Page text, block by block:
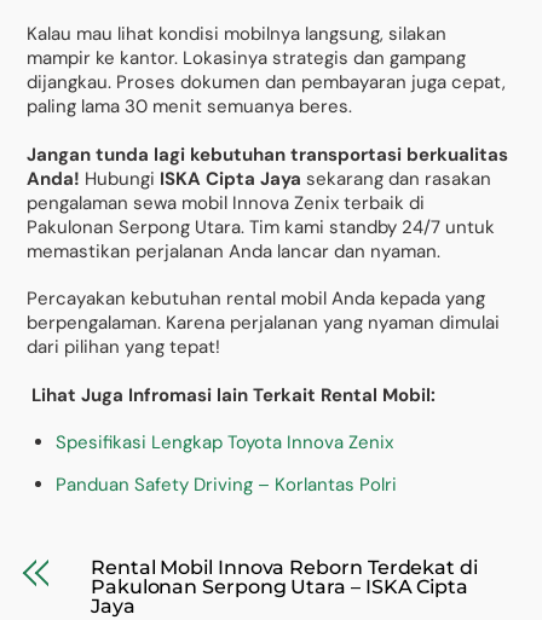
Kalau mau lihat kondisi mobilnya langsung, silakan
mampir ke kantor. Lokasinya strategis dan gampang
dijangkau. Proses dokumen dan pembayaran juga cepat,
paling lama 30 menit semuanya beres.
Jangan tunda lagi kebutuhan transportasi berkualitas
Anda! Hubungi ISKA Cipta Jaya sekarang dan rasakan
pengalaman sewa mobil Innova Zenix terbaik di
Pakulonan Serpong Utara. Tim kami standby 24/7 untuk
memastikan perjalanan Anda lancar dan nyaman.
Percayakan kebutuhan rental mobil Anda kepada yang
berpengalaman. Karena perjalanan yang nyaman dimulai
dari pilihan yang tepat!
Lihat Juga Infromasi lain Terkait Rental Mobil:
Spesifikasi Lengkap Toyota Innova Zenix
Panduan Safety Driving – Korlantas Polri
Rental Mobil Innova Reborn Terdekat di
Pakulonan Serpong Utara – ISKA Cipta
Jaya